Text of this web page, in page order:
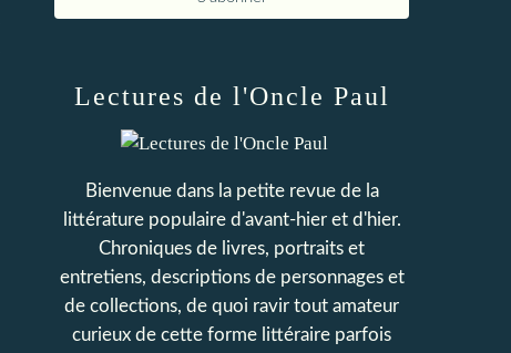
Lectures de l'Oncle Paul
Bienvenue dans la petite revue de la
littérature populaire d'avant-hier et d'hier.
Chroniques de livres, portraits et
entretiens, descriptions de personnages et
de collections, de quoi ravir tout amateur
curieux de cette forme littéraire parfois